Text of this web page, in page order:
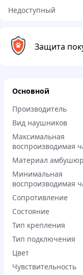
Недоступный
Защита
Основной
Производитель
Вид наушников
Максимальная
воспроизводимая
Материал
Минимальная
воспроизводимая
Сопротивление
Состояние
Тип крепления
Тип подключения
Цвет
Чувствительность